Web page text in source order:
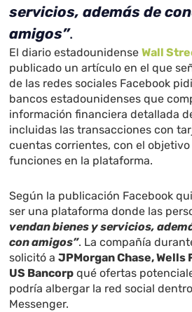
servicios, además de
amigos”.
El diario estadounidenseWall
publicado un artículo en el que
de las redes sociales Facebook
bancos estadounidenses que
información financiera detallada
incluidas las transacciones con
cuentas corrientes, con el
funciones en la plataforma.
Según la publicación Facebook
ser una plataforma donde las
vendan bienes y servicios,
con amigos”. La compañía
solicitó aJPMorgan Chase, Wells
US Bancorp qué ofertas
podría albergar la red social
Messenger.